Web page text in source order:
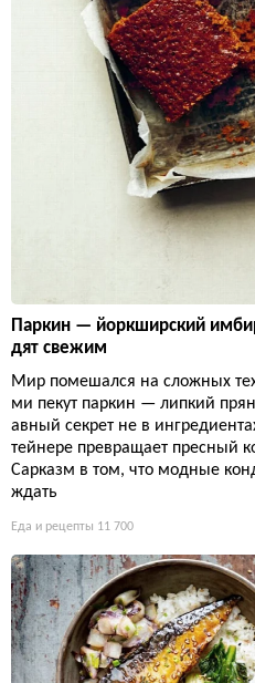
Паркин — йоркширский
дят свежим
Мир помешался на сложных
ми пекут паркин — липкий
авный секрет не в
тейнере превращает пресный
Сарказм в том, что модные
ждать
Еда и рецепты 11 700